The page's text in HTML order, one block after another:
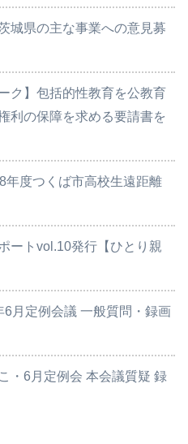
城県の主な事業への意見募
ク】包括的性教育を公教育
利の保障を求める要請書を
年度つくば市高校生遠距離
ートvol.10発行【ひとり親
6月定例会議 一般質問・録画
・6月定例会 本会議質疑 録